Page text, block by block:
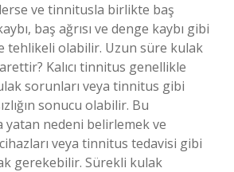
ve tinnitusla birlikte baş
baş ağrısı ve denge kaybı gibi
tehlikeli olabilir. Uzun süre kulak
Kalıcı tinnitus genellikle
sorunları veya tinnitus gibi
sonucu olabilir. Bu
nedeni belirlemek ve
veya tinnitus tedavisi gibi
gerekebilir. Sürekli kulak